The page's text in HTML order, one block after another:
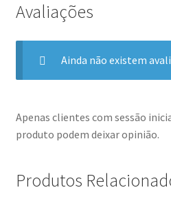
Avaliações
Ainda não existem
Apenas clientes com sessão
produto podem deixar opinião.
Produtos